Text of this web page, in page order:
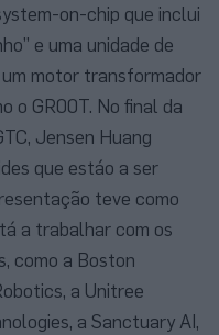
on-chip que inclui
e uma unidade de
motor transformador
o GR00T. No final da
Jensen Huang
que estáo a ser
teve como
a trabalhar com os
como a Boston
a Unitree
a Sanctuary AI,